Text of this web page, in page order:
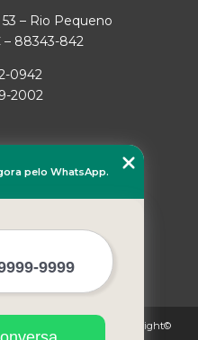
– Rio Pequeno
– 88343-842
0942
2002
site
de direitos autorais. Copyright©
pelo WhatsApp.